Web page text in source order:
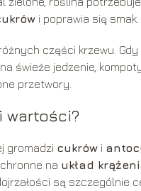
i poprawia się smak.
części krzewu.
świeże jedzenie,
przetwory.
wartości?
gromadzi cukrów i
na układ
są szczególnie